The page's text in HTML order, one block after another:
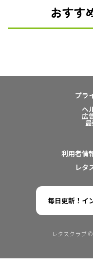
おすす
プラ
ヘ
広
利用者情
レタ
毎日更新！イ
レタスクラブ ©